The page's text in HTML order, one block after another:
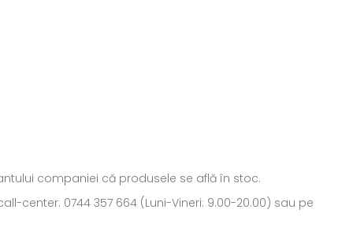
companiei că produsele se află în stoc.
center: 0744 357 664 (Luni-Vineri: 9.00-20.00) sau pe